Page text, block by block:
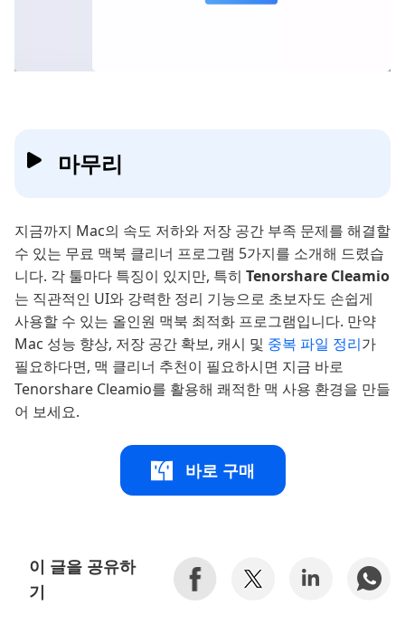
마무리
지금까지 Mac의 속도 저하와 저장 공간 부족 문제를 해결할
수 있는 무료 맥북 클리너 프로그램 5가지를 소개해 드렸습
니다. 각 툴마다 특징이 있지만, 특히 Tenorshare Cleamio
는 직관적인 UI와 강력한 정리 기능으로 초보자도 손쉽게
사용할 수 있는 올인원 맥북 최적화 프로그램입니다. 만약
Mac 성능 향상, 저장 공간 확보, 캐시 및 중복 파일 정리가
필요하다면, 맥 클리너 추천이 필요하시면 지금 바로
Tenorshare Cleamio를 활용해 쾌적한 맥 사용 환경을 만들
어 보세요.
바로 구매
이 글을 공유하
기